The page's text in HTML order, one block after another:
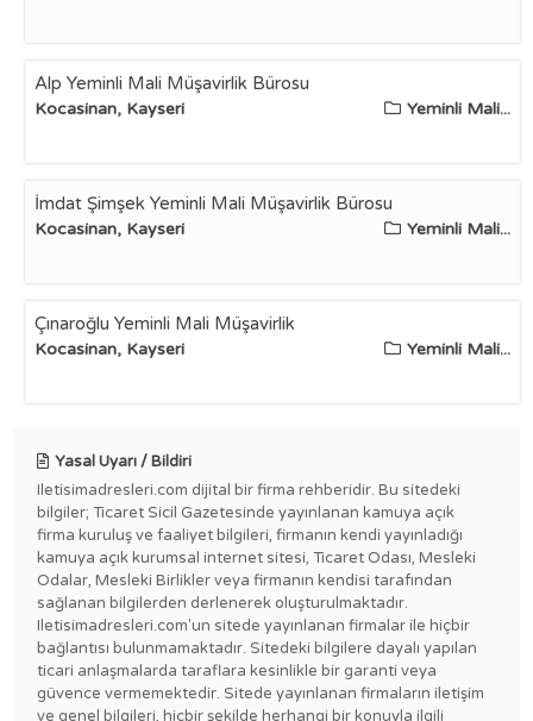
Alp Yeminli Mali Müşavirlik Bürosu
Kocasinan, Kayseri Yeminli Mali...
İmdat Şimşek Yeminli Mali Müşavirlik Bürosu
Kocasinan, Kayseri Yeminli Mali...
Çınaroğlu Yeminli Mali Müşavirlik
Kocasinan, Kayseri Yeminli Mali...
Yasal Uyarı / Bildiri
Iletisimadresleri.com dijital bir firma rehberidir. Bu sitedeki
bilgiler; Ticaret Sicil Gazetesinde yayınlanan kamuya açık
firma kuruluş ve faaliyet bilgileri, firmanın kendi yayınladığı
kamuya açık kurumsal internet sitesi, Ticaret Odası, Mesleki
Odalar, Mesleki Birlikler veya firmanın kendisi tarafından
sağlanan bilgilerden derlenerek oluşturulmaktadır.
Iletisimadresleri.com'un sitede yayınlanan firmalar ile hiçbir
bağlantısı bulunmamaktadır. Sitedeki bilgilere dayalı yapılan
ticari anlaşmalarda taraflara kesinlikle bir garanti veya
güvence vermemektedir. Sitede yayınlanan firmaların iletişim
ve genel bilgileri, hiçbir şekilde herhangi bir konuyla ilgili